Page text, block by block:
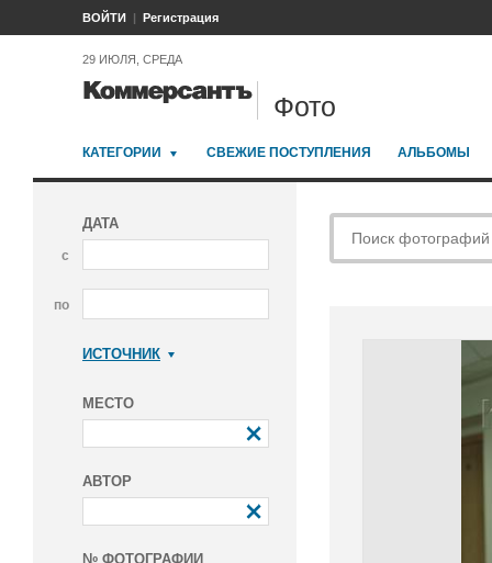
ВОЙТИ Регистрация
29 ИЮЛЯ, СРЕДА
Фото
КАТЕГОРИИ СВЕЖИЕ ПОСТУПЛЕНИЯ АЛЬБОМЫ
ДАТА
с
по
ИСТОЧНИК
МЕСТО
АВТОР
№ ФОТОГРАФИИ